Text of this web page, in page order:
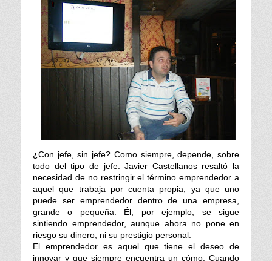
¿Con jefe, sin jefe? Como siempre, depende, sobre
todo del tipo de jefe. Javier Castellanos resaltó la
necesidad de no restringir el término emprendedor a
aquel que trabaja por cuenta propia, ya que uno
puede ser emprendedor dentro de una empresa,
grande o pequeña. Él, por ejemplo, se sigue
sintiendo emprendedor, aunque ahora no pone en
riesgo su dinero, ni su prestigio personal.
El emprendedor es aquel que tiene el deseo de
innovar y que siempre encuentra un cómo. Cuando